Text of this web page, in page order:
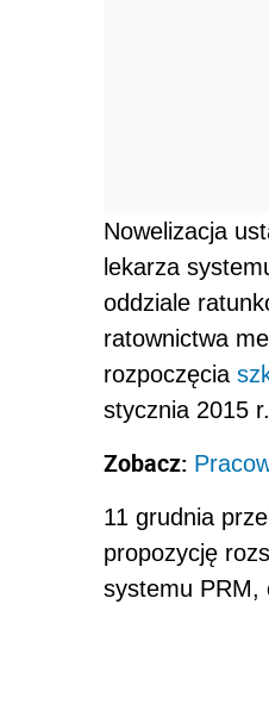
Nowelizacja
lekarza
oddziale
ratownictwa
rozpoczęcia
stycznia 2015
Zobacz:
11 grudnia
propozycję
systemu PRM,